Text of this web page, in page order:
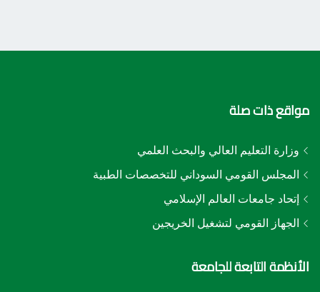
مواقع ذات صلة
وزارة التعليم العالي والبحث العلمي
المجلس القومي السوداني للتخصصات الطبية
إتحاد جامعات العالم الإسلامي
الجهاز القومي لتشغيل الخريجين
الأنظمة التابعة للجامعة